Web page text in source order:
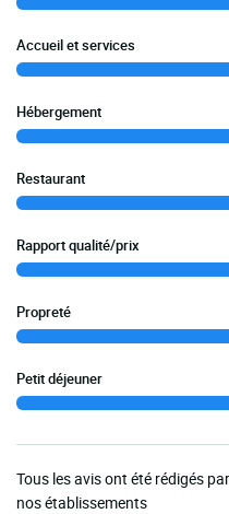
Accueil et services
Hébergement
Restaurant
Rapport qualité/prix
Propreté
Petit déjeuner
Tous les avis ont été rédigés
nos établissements